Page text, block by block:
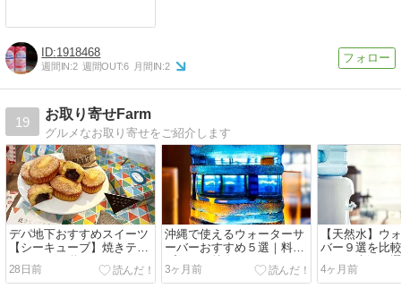
1918468
週間IN:2 週間OUT:6 月間IN:2
19
お取り寄せFarm
グルメなお取り寄せをご紹介します
デパ地下おすすめスイーツ
【シーキューブ】焼きティ
ラミスと王道ティラミスの
魅力をレビュー
28日前
沖縄で使えるウォーターサ
ーバーおすすめ５選｜料金
プラン＆特徴
3ヶ月前
【天然水】ウ
バー９選を比
スパ・水源で
れ？
4ヶ月前